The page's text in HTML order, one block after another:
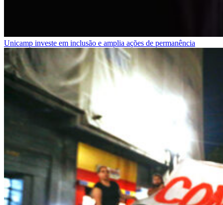
Unicamp investe em inclusão e amplia ações de permanência